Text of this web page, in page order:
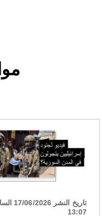
تاريخ النشر
13:07